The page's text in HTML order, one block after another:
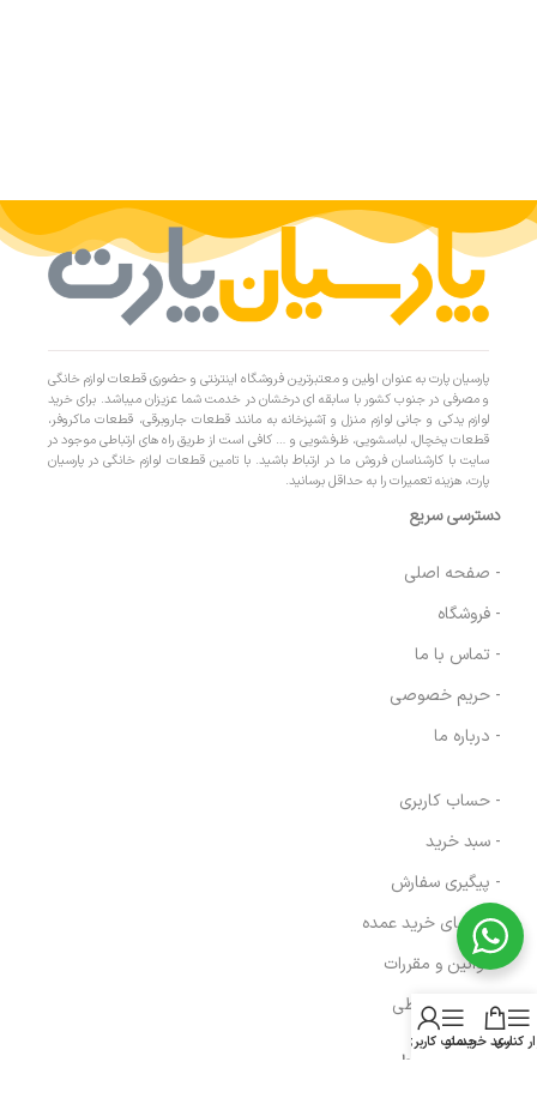
پارسیان پارت به عنوان اولین و معتبرترین فروشگاه اینترنتی و حضوری قطعات لوازم خانگی
و مصرفی در جنوب کشور با سابقه ای درخشان در خدمت شما عزیزان میباشد. برای خرید
لوازم یدکی و جانی لوازم منزل و آشپزخانه به مانند قطعات جاروبرقی، قطعات ماکروفر،
قطعات یخچال، لباسشویی، ظرفشویی و … کافی است از طریق راه های ارتباطی موجود در
سایت با کارشناسان فروش ما در ارتباط باشید. با تامین قطعات لوازم خانگی در پارسیان
پارت، هزینه تعمیرات را به حداقل برسانید.
دسترسی سریع
- صفحه اصلی
- فروشگاه
- تماس با ما
- حریم خصوصی
- درباره ما
- حساب کاربری
- سبد خرید
- پیگیری سفارش
- راهنمای خرید عمده
- قوانین و مقررات
- فروش اقساطی
مسیرهای ارتباطی
کناری
سبد خریدمنو
حساب کاربری من